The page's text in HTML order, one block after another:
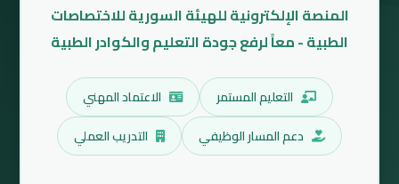
المنصة الإلكترونية للهيئة السورية للاختصاصات
الطبية - معاً لرفع جودة التعليم والكوادر الطبية
التعليم المستمر
الاعتماد المهني
دعم المسار الوظيفي
التدريب العملي